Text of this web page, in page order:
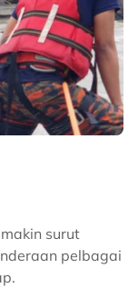
surut
pelbagai